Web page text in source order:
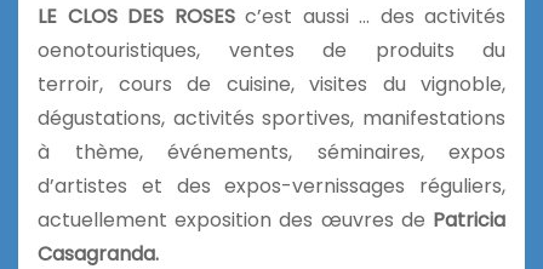
LE CLOS DES ROSESc’est aussi … des activités
oenotouristiques, ventes de produits du
terroir, cours de cuisine, visites du vignoble,
dégustations, activités sportives, manifestations
à thème, événements, séminaires, expos
d’artistes et des expos-vernissages réguliers,
actuellement exposition des œuvres de Patricia
Casagranda.